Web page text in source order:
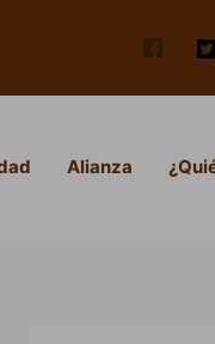
Alianza